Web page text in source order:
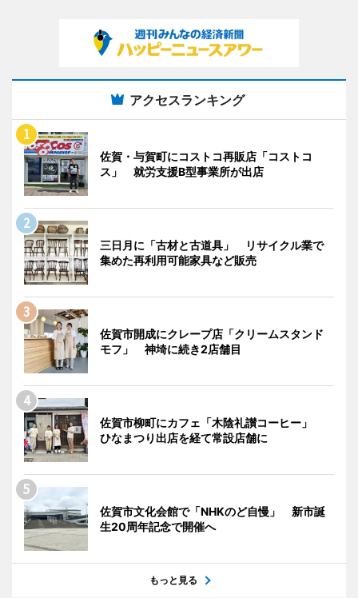
アクセスランキング
佐賀・与賀町にコストコ再販店「コストコ
ス」 就労支援B型事業所が出店
三日月に「古材と古道具」 リサイクル業で
集めた再利用可能家具など販売
佐賀市開成にクレープ店「クリームスタンド
モフ」 神埼に続き2店舗目
佐賀市柳町にカフェ「木陰礼讃コーヒー」
ひなまつり出店を経て常設店舗に
佐賀市文化会館で「NHKのど自慢」 新市誕
生20周年記念で開催へ
もっと見る